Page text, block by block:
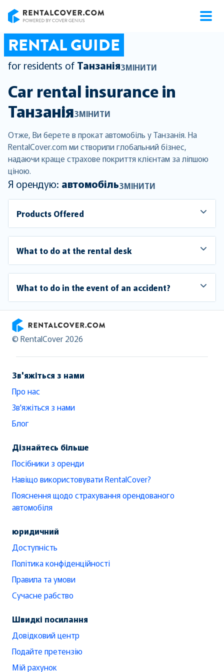
RENTAL GUIDE
for residents of ТанзаніяЗМІНИТИ
Car rental insurance in
ТанзаніяЗМІНИТИ
Отже, Ви берете в прокат автомобіль у Танзанія. На
RentalCover.com ми створили глобальний бізнес,
надаючи краще страхове покриття клієнтам за ліпшою
ціною.
Я орендую: автомобільЗМІНИТИ
Products Offered
What to do at the rental desk
What to do in the event of an accident?
RentalCover
© RentalCover 2026
Зв'яжіться з нами
Про нас
Зв'яжіться з нами
Блог
Дізнайтесь більше
Посібники з оренди
Навіщо використовувати RentalCover?
Пояснення щодо страхування орендованого
автомобіля
юридичний
Доступність
Політика конфіденційності
Правила та умови
Сучасне рабство
Швидкі посилання
Довідковий центр
Подайте претензію
Мій рахунок